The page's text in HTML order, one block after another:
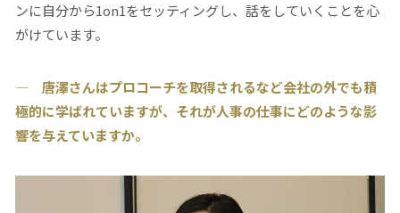
ンに自分から1on1をセッティングし、話をしていくことを心
がけています。
― 唐澤さんはプロコーチを取得されるなど会社の外でも積
極的に学ばれていますが、それが人事の仕事にどのような影
響を与えていますか。